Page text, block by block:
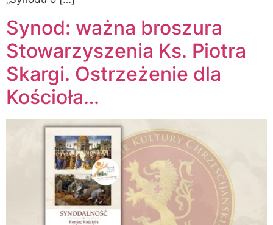
Synod: ważna broszura
Stowarzyszenia Ks. Piotra
Skargi. Ostrzeżenie dla
Kościoła…